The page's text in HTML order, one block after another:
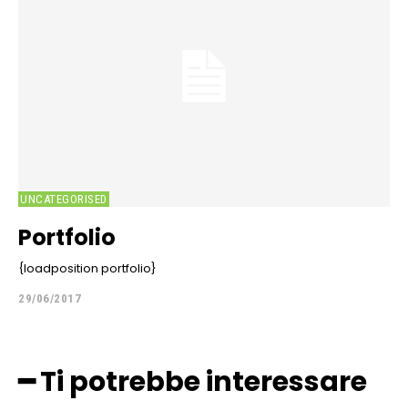
UNCATEGORISED
Portfolio
{loadposition portfolio}
29/06/2017
━ Ti potrebbe interessare